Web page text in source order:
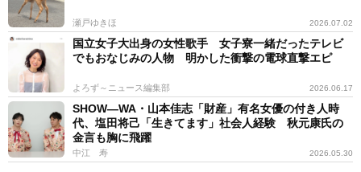
瀬戸ゆきほ 2026.07.02
国立女子大出身の女性歌手 女子寮一緒だったテレビ
でもおなじみの人物 明かした衝撃の電球直撃エピ
よろず～ニュース編集部 2026.06.17
SHOW―WA・山本佳志「財産」有名女優の付き人時
代、塩田将己「生きてます」社会人経験 秋元康氏の
金言も胸に飛躍
中江 寿 2026.05.30